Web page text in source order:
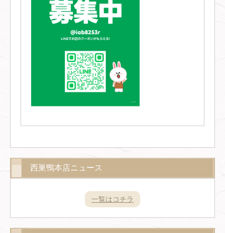
西巣鴨本店ニュース
一覧はコチラ